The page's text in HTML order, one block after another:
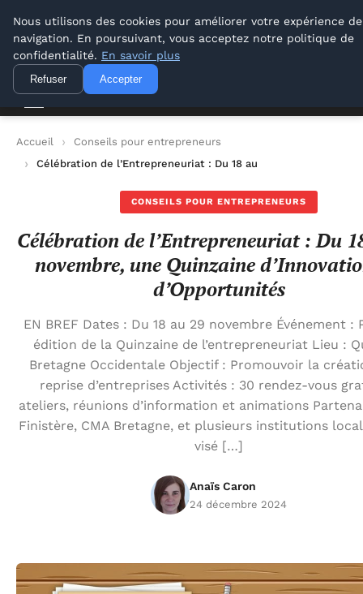
Lyon Photos
Lyon Photos
Accueil
Conseils pour entrepreneurs
Célébration de l’Entrepreneuriat : Du 18 au 29 novembre, une
CONSEILS POUR ENTREPRENEURS
Célébration de l’Entrepreneuriat : Du
novembre, une Quinzaine
d’Opportunités
EN BREF Dates : Du 18 au 29 novembre Événement :
édition de la Quinzaine de l’entrepreneuriat Lieu :
Bretagne Occidentale Objectif : Promouvoir la
reprise d’entreprises Activités : 30 rendez-vous
ateliers, réunions d’information et animations
Finistère, CMA Bretagne, et plusieurs institutions
visé […]
Anaïs Caron
24 décembre 2024
Nous utilisons des cookies pour améliorer votre expérience de
navigation. En poursuivant, vous acceptez notre politique de
confidentialité. En savoir plus
Refuser Accepter